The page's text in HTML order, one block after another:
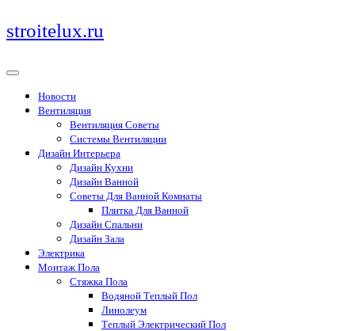
Перейти
к
stroitelux.ru
Новости
Вентиляция
Вентиляция Советы
Системы Вентиляции
Дизайн Интерьера
Дизайн Кухни
Дизайн Ванной
Советы Для Ванной Комнаты
Плитка Для Ванной
Дизайн Спальни
Дизайн Зала
Электрика
Монтаж Пола
Стяжка Пола
Водяной Теплый Пол
Линолеум
Теплый Электрический Пол